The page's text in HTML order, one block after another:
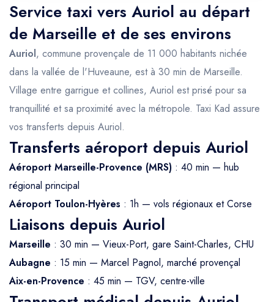
Service taxi vers Auriol au départ
de Marseille et de ses environs
Auriol, commune provençale de 11 000 habitants nichée
dans la vallée de l'Huveaune, est à 30 min de Marseille.
Village entre garrigue et collines, Auriol est prisé pour sa
tranquillité et sa proximité avec la métropole. Taxi Kad assure
vos transferts depuis Auriol.
Transferts aéroport depuis Auriol
Aéroport Marseille-Provence (MRS) : 40 min — hub
régional principal
Aéroport Toulon-Hyères : 1h — vols régionaux et Corse
Liaisons depuis Auriol
Marseille : 30 min — Vieux-Port, gare Saint-Charles, CHU
Aubagne : 15 min — Marcel Pagnol, marché provençal
Aix-en-Provence : 45 min — TGV, centre-ville